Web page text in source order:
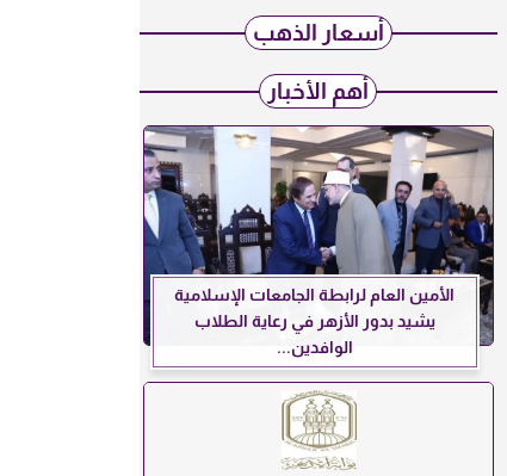
أسعار الذهب
أهم الأخبار
الأمين العام لرابطة الجامعات الإسلامية
يشيد بدور الأزهر في رعاية الطلاب
الوافدين...